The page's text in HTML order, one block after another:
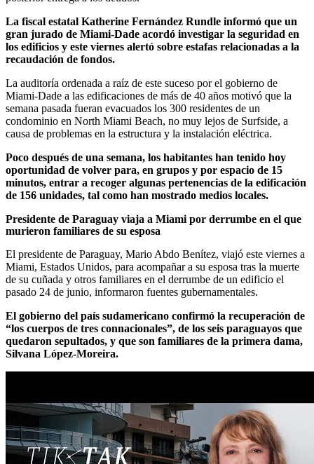
La fiscal estatal Katherine Fernández Rundle informó que un
gran jurado de Miami-Dade acordó investigar la seguridad en
los edificios y este viernes alertó sobre estafas relacionadas a la
recaudación de fondos.
La auditoría ordenada a raíz de este suceso por el gobierno de
Miami-Dade a las edificaciones de más de 40 años motivó que la
semana pasada fueran evacuados los 300 residentes de un
condominio en North Miami Beach, no muy lejos de Surfside, a
causa de problemas en la estructura y la instalación eléctrica.
Poco después de una semana, los habitantes han tenido hoy
oportunidad de volver para, en grupos y por espacio de 15
minutos, entrar a recoger algunas pertenencias de la edificación
de 156 unidades, tal como han mostrado medios locales.
Presidente de Paraguay viaja a Miami por derrumbe en el que
murieron familiares de su esposa
El presidente de Paraguay, Mario Abdo Benítez, viajó este viernes a
Miami, Estados Unidos, para acompañar a su esposa tras la muerte
de su cuñada y otros familiares en el derrumbe de un edificio el
pasado 24 de junio, informaron fuentes gubernamentales.
El gobierno del país sudamericano confirmó la recuperación de
“los cuerpos de tres connacionales”, de los seis paraguayos que
quedaron sepultados, y que son familiares de la primera dama,
Silvana López-Moreira.